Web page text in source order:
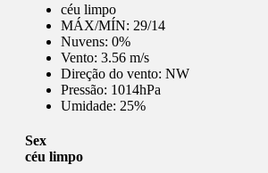
céu limpo
MÁX/MÍN: 29/14
Nuvens: 0%
Vento: 3.56 m/s
Direção do vento: NW
Pressão: 1014hPa
Umidade: 25%
Sex
céu limpo